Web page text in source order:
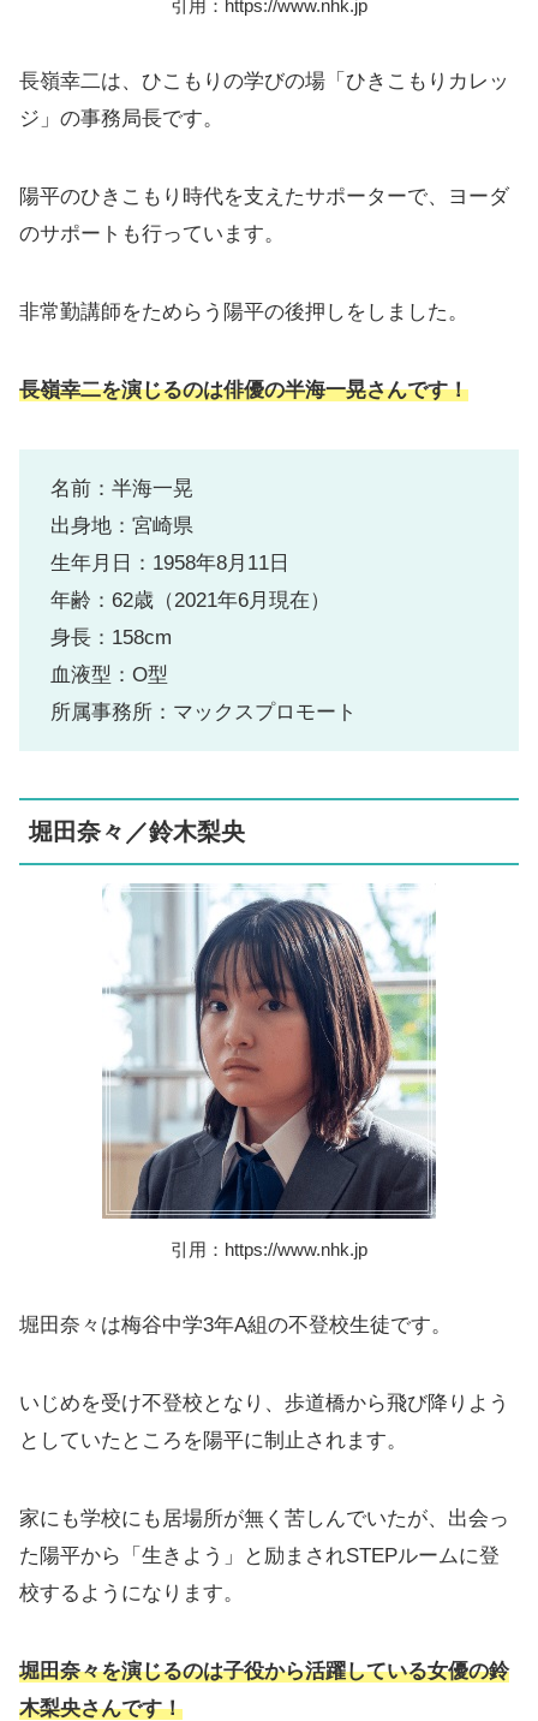
引用：https://www.nhk.jp
長嶺幸二は、ひこもりの学びの場「ひきこもりカレッ
ジ」の事務局長です。
陽平のひきこもり時代を支えたサポーターで、ヨーダ
のサポートも行っています。
非常勤講師をためらう陽平の後押しをしました。
長嶺幸二を演じるのは俳優の半海一晃さんです！
名前：半海一晃
出身地：宮崎県
生年月日：1958年8月11日
年齢：62歳（2021年6月現在）
身長：158cm
血液型：O型
所属事務所：マックスプロモート
堀田奈々／鈴木梨央
引用：https://www.nhk.jp
堀田奈々は梅谷中学3年A組の不登校生徒です。
いじめを受け不登校となり、歩道橋から飛び降りよう
としていたところを陽平に制止されます。
家にも学校にも居場所が無く苦しんでいたが、出会っ
た陽平から「生きよう」と励まされSTEPルームに登
校するようになります。
堀田奈々を演じるのは子役から活躍している女優の鈴
木梨央さんです！